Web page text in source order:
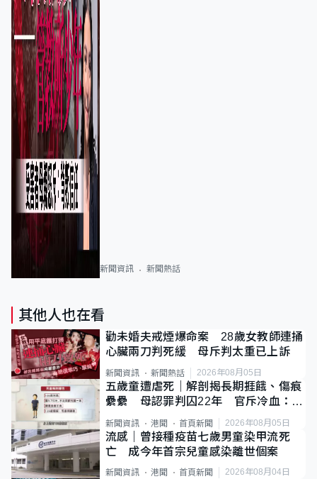
新聞資訊 新聞熱話
其他人也在看
勸未婚夫戒煙爆命案 28歲女教師連捅
心臟兩刀判死緩 母斥判太重已上訴
新聞資訊 新聞熱話 2026年08月05日
五歲童遭虐死｜解剖揭長期捱餓、傷痕
纍纍 母認罪判囚22年 官斥冷血：同
類案最惡劣
新聞資訊 港聞 首頁新聞 2026年08月05日
流感｜曾接種疫苗七歲男童染甲流死
亡 成今年首宗兒童感染離世個案
新聞資訊 港聞 首頁新聞 2026年08月04日